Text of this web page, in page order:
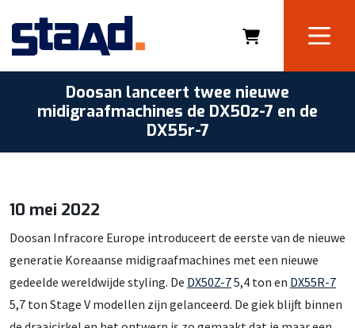
Doosan lanceert twee nieuwe
midigraafmachines de DX50z-7 en de
DX55r-7
10 mei 2022
Doosan Infracore Europe introduceert de eerste van de nieuwe
generatie Koreaanse midigraafmachines met een nieuwe
gedeelde wereldwijde styling. De DX50Z-75,4 ton en DX55R-7
5,7 ton Stage V modellen zijn gelanceerd. De giek blijft binnen